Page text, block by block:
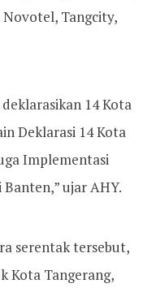
Novotel, Tangcity,
14 Kota
Deklarasi 14 Kota
Implementasi
ujar AHY.
serentak tersebut,
Kota Tangerang,